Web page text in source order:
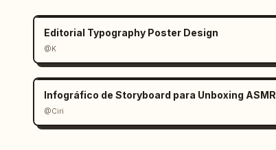
Editorial Typography Poster Design
@K
Infográfico de Storyboard para Unboxing ASMR
@Ciri